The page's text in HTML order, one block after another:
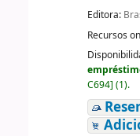
Editora:
Recursos
C694] (1).